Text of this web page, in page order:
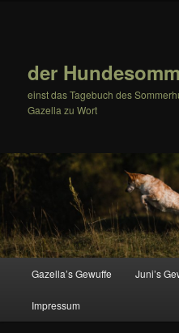
der
einst das Tagebuch des
Gazella zu Wort
Gazella’s Gewuffe Juni’s
Impressum